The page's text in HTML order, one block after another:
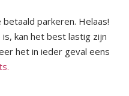
parkeren. Helaas!
is, kan het best lastig zijn
het in ieder geval eens